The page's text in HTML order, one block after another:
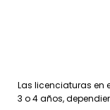
Las licenciaturas en
3 o 4 años,